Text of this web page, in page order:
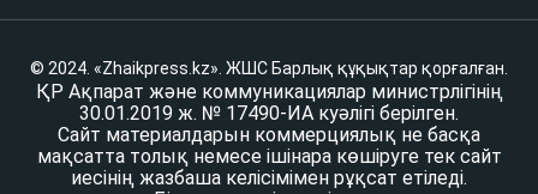
© 2024. «Zhaikpress.kz». ЖШС Барлық құқықтар қорғалған.
ҚР Ақпарат және коммуникациялар министрлігінің
30.01.2019 ж. № 17490-ИА куәлігі берілген.
Сайт материалдарын коммерциялық не басқа
мақсатта толық немесе ішінара көшіруге тек сайт
иесінің жазбаша келісімімен рұқсат етіледі.